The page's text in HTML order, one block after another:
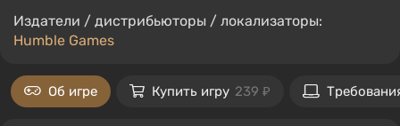
Издатели / дистрибьюторы / локализаторы:
Humble Games
Об игре Купить игру 239 ₽